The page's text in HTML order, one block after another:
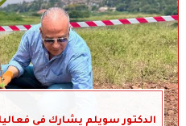
الدكتور سويلم يشارك في